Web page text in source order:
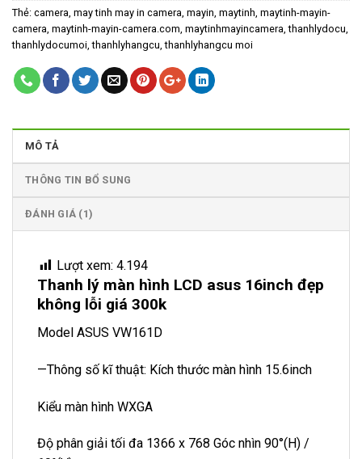
Thẻ: camera may tinh may in camera mayin maytinh maytinh-mayin-
camera maytinh-mayin-camera.com maytinhmayincamera ,thanhlydocu
thanhlydocumoi ,thanhlyhangcu ,thanhlyhangcu moi
MÔ TẢ
THÔNG TIN BỔ SUNG
ĐÁNH GIÁ (1)
Lượt xem: 4.194
Thanh lý màn hình LCD asus 16inch đẹp
không lỗi giá 300k
Model ASUS VW161D
—Thông số kĩ thuật: Kích thước màn hình 15.6inch
Kiểu màn hình WXGA
Độ phân giải tối đa 1366 x 768 Góc nhìn 90°(H) /